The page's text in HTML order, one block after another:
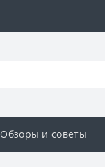
Обзоры и советы